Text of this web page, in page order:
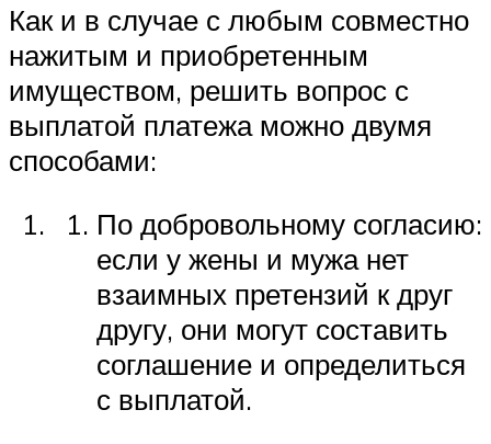
Как и в случае с любым совместно
нажитым и приобретенным
имуществом, решить вопрос с
выплатой платежа можно двумя
способами:
По добровольному согласию:
если у жены и мужа нет
взаимных претензий к друг
другу, они могут составить
соглашение и определиться
с выплатой.